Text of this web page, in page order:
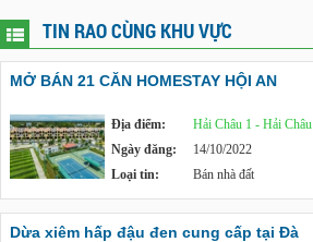
TIN RAO CÙNG KHU VỰC
MỞ BÁN 21 CĂN HOMESTAY HỘI AN
Địa điểm:
Hải Châu 1 - Hải Châu
Ngày đăng:
14/10/2022
Loại tin:
Bán nhà đất
Dừa xiêm hấp đậu đen cung cấp tại Đà